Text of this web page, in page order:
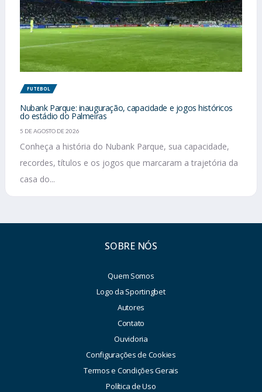
FUTEBOL
Nubank Parque: inauguração, capacidade e jogos históricos
do estádio do Palmeiras
5 DE AGOSTO DE 2026
Conheça a história do Nubank Parque, sua capacidade,
recordes, títulos e os jogos que marcaram a trajetória da
casa do...
SOBRE NÓS
Quem Somos
Logo da Sportingbet
Autores
Contato
Ouvidoria
Configurações de Cookies
Termos e Condições Gerais
Política de Uso